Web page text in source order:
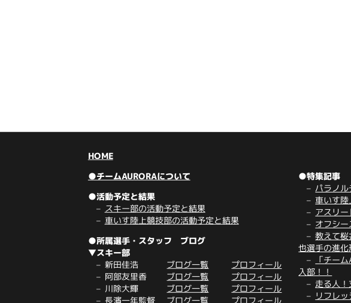
HOME
●チームAURORAについて
●活動予定と結果
スキー部の活動予定と結果
車いす陸上競技部の活動予定と結果
●所属選手・スタッフ ブログ
▼スキー部
新田佳浩 ブログ一覧 プロフィール
阿部友里香 ブログ一覧 プロフィール
川除大輝 ブログ一覧
プロフィール
長濱一年監督
ブログ一覧 プロフィール
●特集記事
パラノ
車いす陸
アスリ
オフシ
教えて
也選手の進化
「チー
入部！！
走る人！
リフレ